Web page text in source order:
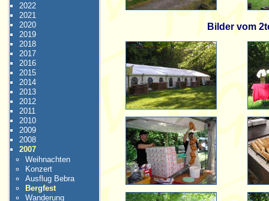
2022
2021
2020
2019
2018
2017
2016
2015
2014
2013
2012
2011
2010
2009
2008
2007
Weihnachten
Konzert
Ausflug Bebra
Bergfest
Wanderung
Bilder vom